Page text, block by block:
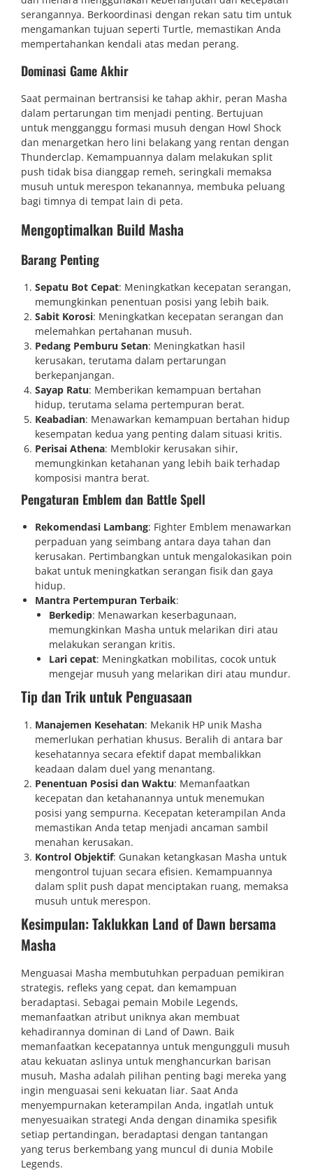
serangannya. Berkoordinasi dengan rekan satu tim untuk
mengamankan tujuan seperti Turtle, memastikan Anda
mempertahankan kendali atas medan perang.
Dominasi Game Akhir
Saat permainan bertransisi ke tahap akhir, peran Masha
dalam pertarungan tim menjadi penting. Bertujuan
untuk mengganggu formasi musuh dengan Howl Shock
dan menargetkan hero lini belakang yang rentan dengan
Thunderclap. Kemampuannya dalam melakukan split
push tidak bisa dianggap remeh, seringkali memaksa
musuh untuk merespon tekanannya, membuka peluang
bagi timnya di tempat lain di peta.
Mengoptimalkan Build Masha
Barang Penting
Sepatu Bot Cepat: Meningkatkan kecepatan serangan,
memungkinkan penentuan posisi yang lebih baik.
Sabit Korosi: Meningkatkan kecepatan serangan dan
melemahkan pertahanan musuh.
Pedang Pemburu Setan: Meningkatkan hasil
kerusakan, terutama dalam pertarungan
berkepanjangan.
Sayap Ratu: Memberikan kemampuan bertahan
hidup, terutama selama pertempuran berat.
Keabadian: Menawarkan kemampuan bertahan hidup
kesempatan kedua yang penting dalam situasi kritis.
Perisai Athena: Memblokir kerusakan sihir,
memungkinkan ketahanan yang lebih baik terhadap
komposisi mantra berat.
Pengaturan Emblem dan Battle Spell
Rekomendasi Lambang: Fighter Emblem menawarkan
perpaduan yang seimbang antara daya tahan dan
kerusakan. Pertimbangkan untuk mengalokasikan poin
bakat untuk meningkatkan serangan fisik dan gaya
hidup.
Mantra Pertempuran Terbaik:
Berkedip: Menawarkan keserbagunaan,
memungkinkan Masha untuk melarikan diri atau
melakukan serangan kritis.
Lari cepat: Meningkatkan mobilitas, cocok untuk
mengejar musuh yang melarikan diri atau mundur.
Tip dan Trik untuk Penguasaan
Manajemen Kesehatan: Mekanik HP unik Masha
memerlukan perhatian khusus. Beralih di antara bar
kesehatannya secara efektif dapat membalikkan
keadaan dalam duel yang menantang.
Penentuan Posisi dan Waktu: Memanfaatkan
kecepatan dan ketahanannya untuk menemukan
posisi yang sempurna. Kecepatan keterampilan Anda
memastikan Anda tetap menjadi ancaman sambil
menahan kerusakan.
Kontrol Objektif: Gunakan ketangkasan Masha untuk
mengontrol tujuan secara efisien. Kemampuannya
dalam split push dapat menciptakan ruang, memaksa
musuh untuk merespon.
Kesimpulan: Taklukkan Land of Dawn bersama
Masha
Menguasai Masha membutuhkan perpaduan pemikiran
strategis, refleks yang cepat, dan kemampuan
beradaptasi. Sebagai pemain Mobile Legends,
memanfaatkan atribut uniknya akan membuat
kehadirannya dominan di Land of Dawn. Baik
memanfaatkan kecepatannya untuk mengungguli musuh
atau kekuatan aslinya untuk menghancurkan barisan
musuh, Masha adalah pilihan penting bagi mereka yang
ingin menguasai seni kekuatan liar. Saat Anda
menyempurnakan keterampilan Anda, ingatlah untuk
menyesuaikan strategi Anda dengan dinamika spesifik
setiap pertandingan, beradaptasi dengan tantangan
yang terus berkembang yang muncul di dunia Mobile
Legends.